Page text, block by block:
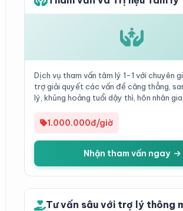
Dịch vụ tham vấn tâm lý 1-1 với chuyên
trợ giải quyết các vấn đề căng thẳng,
lý, khủng hoảng tuổi dậy thì, hôn nhân gia
1.000.000đ/giờ
Nhận tham vấn ngay
Tư vấn sâu với trợ lý thông